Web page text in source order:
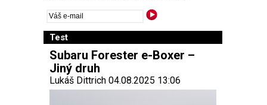
Test
Subaru Forester e-Boxer –
Jiný druh
Lukáš Dittrich 04.08.2025 13:06